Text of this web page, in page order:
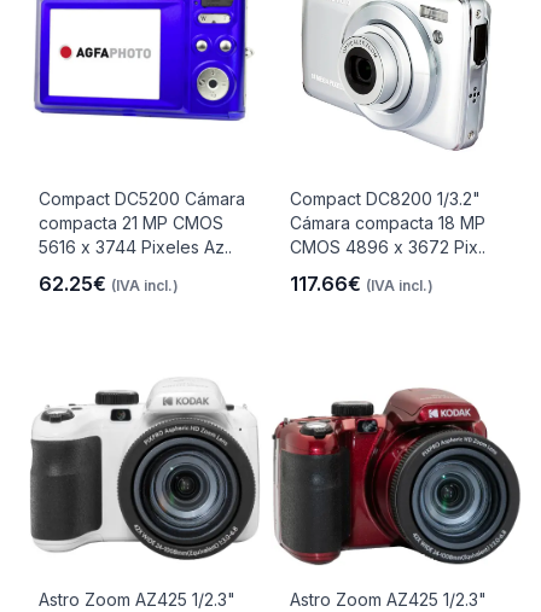
Compact DC5200 Cámara
compacta 21 MP CMOS
5616 x 3744 Pixeles Az..
62.25€ (IVA incl.)
Compact DC8200 1/3.2"
Cámara compacta 18 MP
CMOS 4896 x 3672 Pix..
117.66€ (IVA incl.)
Astro Zoom AZ425 1/2.3"
Astro Zoom AZ425 1/2.3"